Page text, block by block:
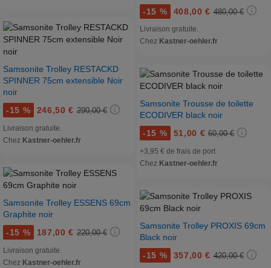
Samsonite Trolley RESTACKD
SPINNER 75cm extensible Noir
noir
-15 % 246,50 € 290,00 €
Livraison gratuite.
Chez Kastner-oehler.fr
Samsonite Trolley ESSENS 69cm
Graphite noir
-15 % 187,00 € 220,00 €
Livraison gratuite.
Chez Kastner-oehler.fr
-15 % 408,00 € 480,00 €
Livraison gratuite.
Chez Kastner-oehler.fr
Samsonite Trousse de toilette
ECODIVER black noir
-15 % 51,00 € 60,00 €
+3,95 € de frais de port
Chez Kastner-oehler.fr
Samsonite Trolley PROXIS 69cm
Black noir
-15 % 357,00 € 420,00 €